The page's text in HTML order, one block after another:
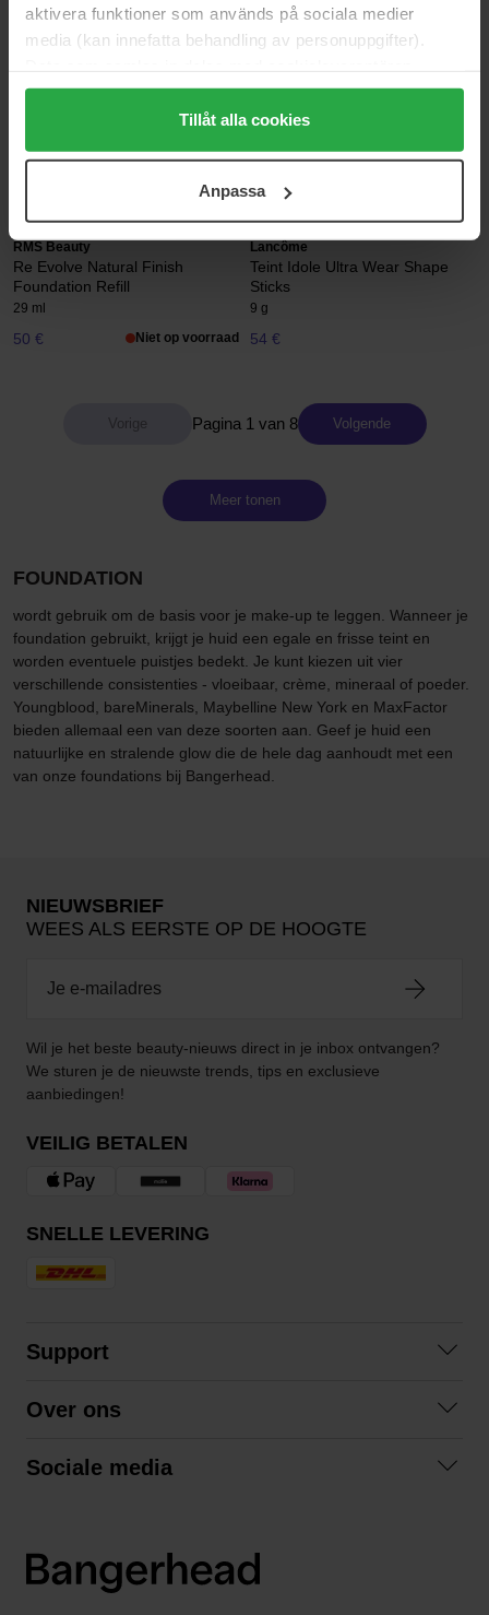
aktivera funktioner som används på sociala medier
media (kan innefatta behandling av personuppgifter).
Genom att trycka på "Tillåt alla cookies" accepterar du
alla cookies, medan du under "Detaljer" kan anpassa
användningen av cookies. Du kan när som helst återkalla
samt vår Integritetspolicy.
Tillåt alla cookies
Anpassa
20 ml
9 € 38 €
30 ml
Vegan Kombucha BB Cream
30 ml
RMS Beauty
Re Evolve Natural Finish
Foundation Refill
29 ml
50 € Niet op voorraad
Lancôme
Teint Idole Ultra Wear Shape
Sticks
9 g
54 €
Pagina 1 van 8 Volgende
Meer tonen
FOUNDATION
wordt gebruik om de basis voor je make-up te leggen. Wanneer je
foundation gebruikt, krijgt je huid een egale en frisse teint en
worden eventuele puistjes bedekt. Je kunt kiezen uit vier
verschillende consistenties - vloeibaar, crème, mineraal of poeder.
Youngblood, bareMinerals, Maybelline New York en MaxFactor
bieden allemaal een van deze soorten aan. Geef je huid een
natuurlijke en stralende glow die de hele dag aanhoudt met een
van onze foundations bij Bangerhead.
NIEUWSBRIEF
WEES ALS EERSTE OP DE HOOGTE
Wil je het beste beauty-nieuws direct in je inbox ontvangen?
We sturen je de nieuwste trends, tips en exclusieve
aanbiedingen!
VEILIG BETALEN
SNELLE LEVERING
Support
Algemene voorwaarden
Over ons
Sociale media
LinkedIn